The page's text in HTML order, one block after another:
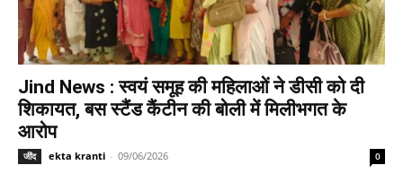
Jind News : स्वयं समूह की महिलाओं ने डीसी को दी
शिकायत, बस स्टैंड कैंटीन की बोली में मिलीभगत के
आरोप
जींद ekta kranti - 09/06/2026 0